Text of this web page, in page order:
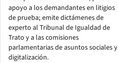
apoyo a los demandantes en litigios
de prueba; emite dictámenes de
experto al Tribunal de Igualdad de
Trato y a las comisiones
parlamentarias de asuntos sociales y
digitalización.